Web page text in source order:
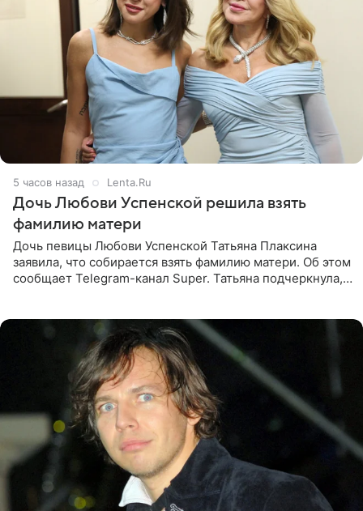
5 часов назад Lenta.Ru
Дочь Любови Успенской решила взять
фамилию матери
Дочь певицы Любови Успенской Татьяна Плаксина
заявила, что собирается взять фамилию матери. Об этом
сообщает Telegram-канал Super. Татьяна подчеркнула,